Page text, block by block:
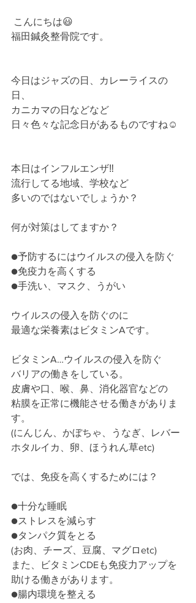
こんにちは😃﻿
福田鍼灸整骨院です。﻿
今日はジャズの日、カレーライスの
日、
カニカマの日などなど
日々色々な記念日があるものですね☺️﻿
本日はインフルエンザ‼️﻿
流行してる地域、学校など﻿
多いのではないでしょうか？﻿
何が対策はしてますか？﻿
●予防するにはウイルスの侵入を防ぐ﻿
●免疫力を高くする﻿
●手洗い、マスク、うがい﻿
ウイルスの侵入を防ぐのに﻿
最適な栄養素はビタミンAです。﻿
ビタミンA…ウイルスの侵入を防ぐ﻿
バリアの働きをしている。﻿
皮膚や口、喉、鼻、消化器官などの﻿
粘膜を正常に機能させる働きがありま
す。﻿
(にんじん、かぼちゃ、うなぎ、レバー﻿
ホタルイカ、卵、ほうれん草etc)﻿
では、免疫を高くするためには？﻿
●十分な睡眠﻿
●ストレスを減らす﻿
●タンパク質をとる﻿
(お肉、チーズ、豆腐、マグロetc)﻿
また、ビタミンCDEも免疫力アップを﻿
助ける働きがあります。﻿
●腸内環境を整える﻿